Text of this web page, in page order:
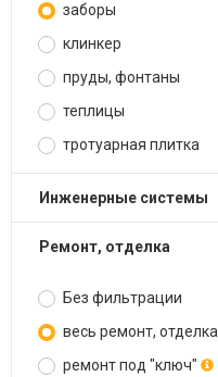
заборы
клинкер
пруды, фонтаны
теплицы
тротуарная плитка
инженерные системы
ремонт, отделка
Без фильтрации
весь ремонт, отделка
ремонт под "ключ"